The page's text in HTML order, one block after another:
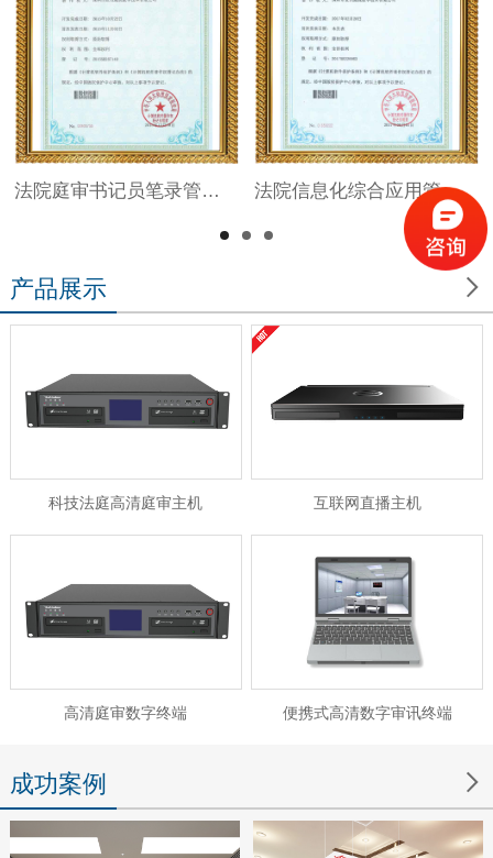
法院庭审书记员笔录管理系统V1.0 法院信息化综合应用管理系统V1.0

产品展示
科技法庭高清庭审主机 互联网直播主机
高清庭审数字终端 便携式高清数字审讯终端

成功案例